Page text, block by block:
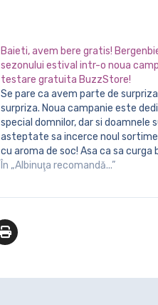
Baieti, avem bere gratis!
sezonului estival intr-o noua
testare gratuita BuzzStore!
Se pare ca avem parte de surpriza dupa
surpriza. Noua campanie este
special domnilor, dar si doamnele
asteptate sa incerce noul
cu aroma de soc! Asa ca sa curga
Bergenbier da startul sezonului
În „Albinuţa recomandă...”